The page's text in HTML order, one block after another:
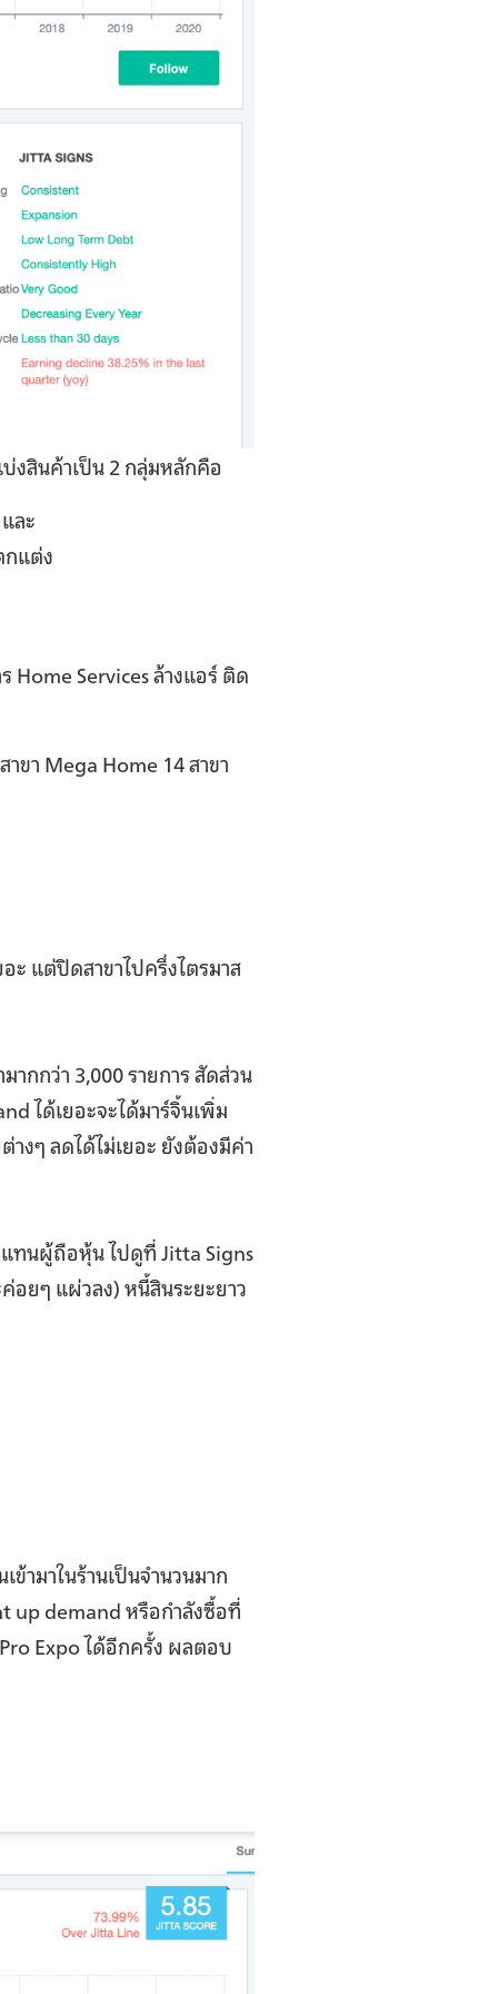
งสินค้าเป็น 2 กลุ่มหลักคือ
ละ
กแต่ง
Home Services ล้างแอร์ ติด
ขา Mega Home 14 สาขา
ะ แต่ปิดสาขาไปครึ่งไตรมาส
กกว่า 3,000 รายการ สัดส่วน
ได้เยอะจะได้มาร์จิ้นเพิ่ม
างๆ ลดได้ไม่เยอะ ยังต้องมีค่า
แทนผู้ถือหุ้น ไปดูที่ Jitta Signs
ค่อยๆ แผ่วลง) หนี้สินระยะยาว
ข้ามาในร้านเป็นจำนวนมาก
up demand หรือกำลังซื้อที่
Expo ได้อีกครั้ง ผลตอบ